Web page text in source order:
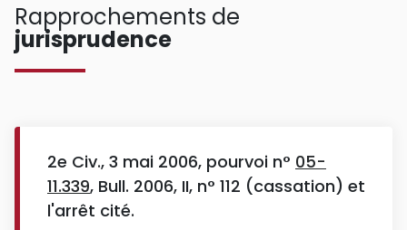
Rapprochements de
jurisprudence
2e Civ., 3 mai 2006, pourvoi n° 05-
11.339, Bull. 2006, II, n° 112 (cassation) et
l'arrêt cité.